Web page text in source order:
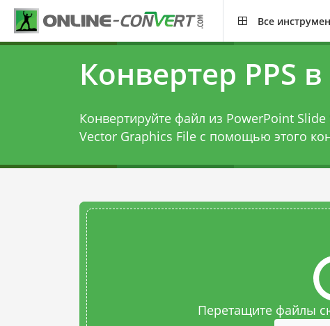
Все
Конвертер PPS в
Конвертируйте файл из PowerPoint Slide
Vector Graphics File с помощью этого
Перетащите файлы